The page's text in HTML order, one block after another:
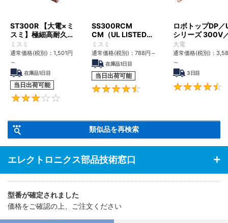
ST300R 【大電×ミ
スミ】極細高耐久ロ
ボットケーブル（シ
ールド無・有）
ミスミ
通常価格(税別)： 1,501円
～
在庫品1日目
当日出荷可能
SS300RCM
CM（UL LISTED規
格・NEPA対応） 小
径
ミスミ
通常価格(税別)： 788円 ～
在庫品1日目
当日出荷可能
4.6
ロボトップDP／
シリーズ 300V
UL2517
大電
通常価格(税別)：
～
3日目
類似品を再検索
エレクトロニクス部品技術窓口
型番が確定されました
価格をご確認の上、ご注文ください